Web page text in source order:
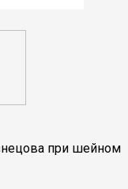
при шейном